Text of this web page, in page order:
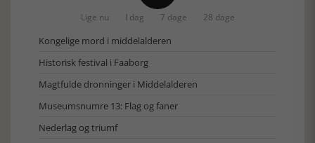
Lige nu I dag 7 dage 28 dage
Kongelige mord i middelalderen
Historisk festival i Faaborg
Magtfulde dronninger i Middelalderen
Museumsnumre 13: Flag og faner
Nederlag og triumf